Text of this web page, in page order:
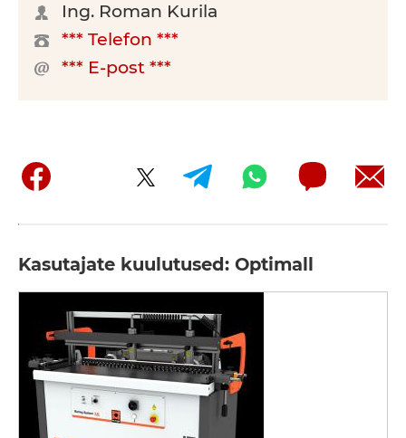
Ing. Roman Kurila
*** Telefon ***
*** E-post ***
Kasutajate kuulutused: Optimall